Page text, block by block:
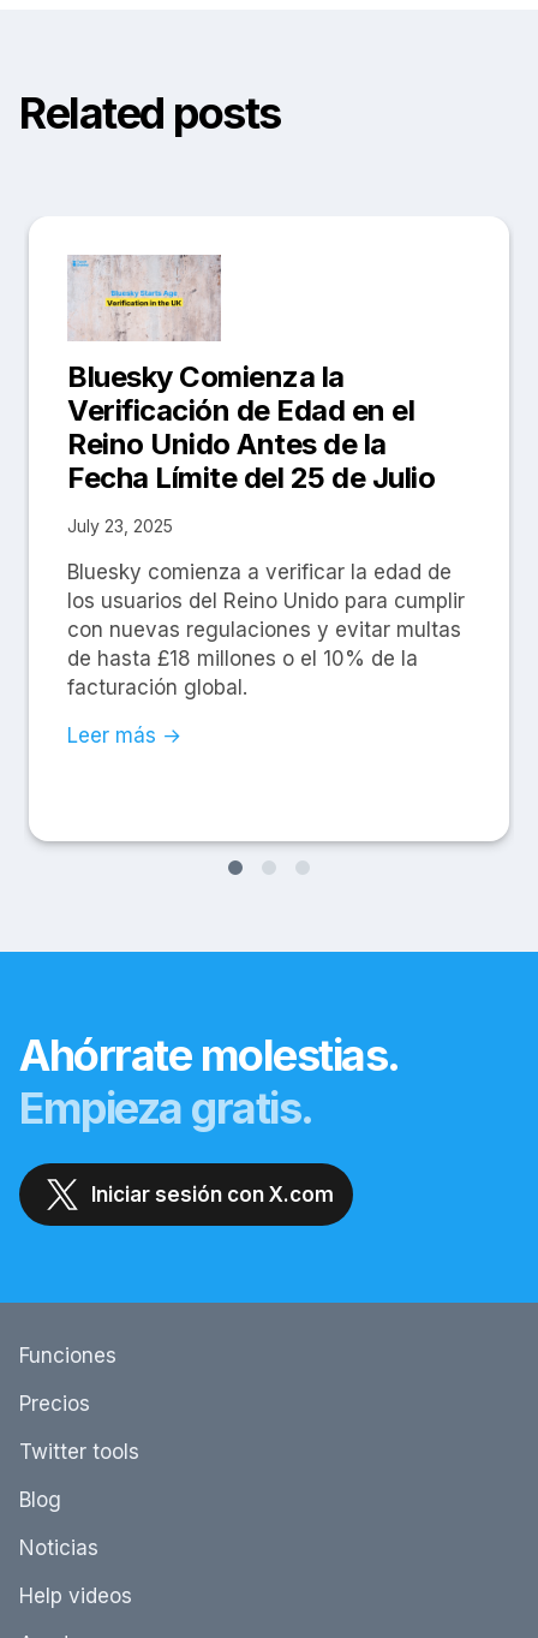
Related posts
Bluesky Comienza la
Verificación de Edad en el
Reino Unido Antes de la
Fecha Límite del 25 de Julio
July 23, 2025
Bluesky comienza a verificar la edad de
los usuarios del Reino Unido para cumplir
con nuevas regulaciones y evitar multas
de hasta £18 millones o el 10% de la
facturación global.
Leer más →
Ahórrate molestias.
Empieza gratis.
Iniciar sesión con X.com
Funciones
Precios
Twitter tools
Blog
Noticias
Help videos